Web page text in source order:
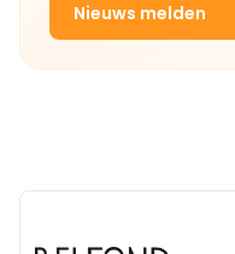
Nieuws melden